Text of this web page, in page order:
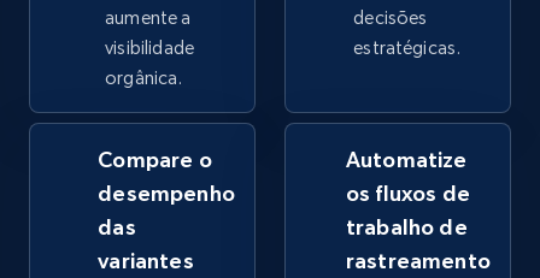
Rating, Reviews count, Images, Variations, and
more.
Google Shopping - collects products from
web using keywords
aumente a
visibilidade
orgânica.
decisões
estratégicas.
Compare o
desempenho
das
variantes
Automatize
os fluxos de
trabalho de
rastreamento